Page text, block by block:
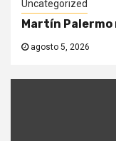
Uncategorized
Martín
agosto 5, 2026